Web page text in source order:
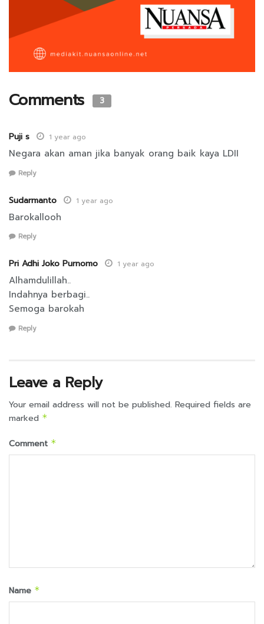
Comments 3
Puji s 1 year ago
Negara akan aman jika banyak orang baik kaya LDII
Reply
Sudarmanto 1 year ago
Barokallooh
Reply
Pri Adhi Joko Purnomo 1 year ago
Alhamdulillah..
Indahnya berbagi..
Semoga barokah
Reply
Leave a Reply
Your email address will not be published. Required fields are
marked *
Comment *
Name *